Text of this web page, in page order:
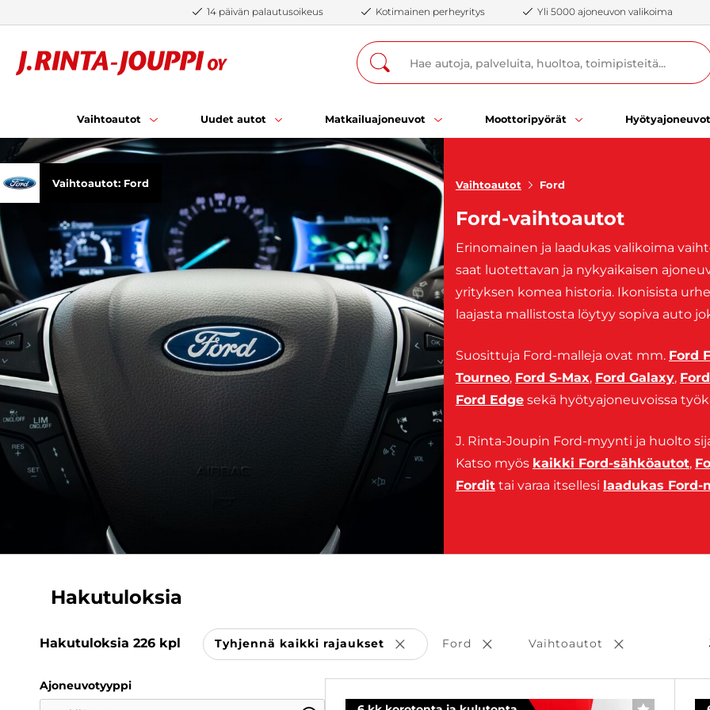
14 päivän palautusoikeus Kotimainen perheyritys Yli 5000 ajoneuvon valikoima
Vaihtoautot Uudet autot Matkailuajoneuvot Moottoripyörät Hyötyajoneuvot
Vaihtoautot: Ford Vaihtoautot Ford
Ford-vaihtoautot
Erinomainen ja laadukas valikoima
saat luotettavan ja nykyaikaisen
yrityksen komea historia. Ikonisista
laajasta mallistosta löytyy sopiva auto
Suosittuja Ford-malleja ovat mm. Ford
Tourneo, Ford S-Max, Ford Galaxy,
Ford Edge sekä hyötyajoneuvoissa
J. Rinta-Joupin Ford-myynti ja huolto
Katso myös kaikki Ford-sähköautot,
Fordit tai varaa itsellesi laadukas
Hakutuloksia
Hakutuloksia 226 kpl Tyhjennä kaikki rajaukset Poista valinta
Ford Poista valinta
Vaihtoautot Poista valinta
Ajoneuvotyyppi